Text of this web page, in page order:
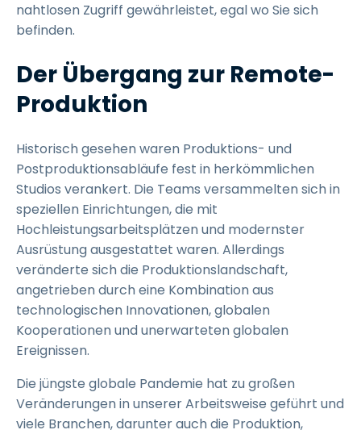
nahtlosen Zugriff gewährleistet, egal wo Sie sich
befinden.
Der Übergang zur Remote-
Produktion
Historisch gesehen waren Produktions- und
Postproduktionsabläufe fest in herkömmlichen
Studios verankert. Die Teams versammelten sich in
speziellen Einrichtungen, die mit
Hochleistungsarbeitsplätzen und modernster
Ausrüstung ausgestattet waren. Allerdings
veränderte sich die Produktionslandschaft,
angetrieben durch eine Kombination aus
technologischen Innovationen, globalen
Kooperationen und unerwarteten globalen
Ereignissen.
Die jüngste globale Pandemie hat zu großen
Veränderungen in unserer Arbeitsweise geführt und
viele Branchen, darunter auch die Produktion,